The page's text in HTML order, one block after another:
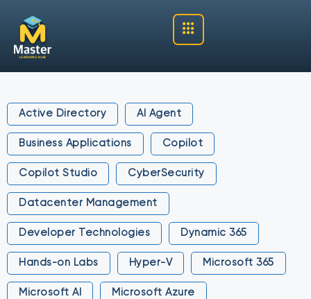
Active Directory AI Agent
Business Applications Copilot
Copilot Studio CyberSecurity
Datacenter Management
Developer Technologies Dynamic 365
Hands-on Labs Hyper-V Microsoft 365
Microsoft AI Microsoft Azure